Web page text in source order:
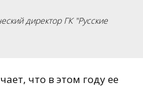
директор ГК "Русские
что в этом году ее